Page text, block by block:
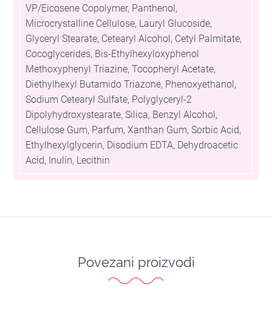
VP/Eicosene Copolymer, Panthenol,
Microcrystalline Cellulose, Lauryl Glucoside,
Glyceryl Stearate, Cetearyl Alcohol, Cetyl Palmitate,
Cocoglycerides, Bis-Ethylhexyloxyphenol
Methoxyphenyl Triazine, Tocopheryl Acetate,
Diethylhexyl Butamido Triazone, Phenoxyethanol,
Sodium Cetearyl Sulfate, Polyglyceryl-2
Dipolyhydroxystearate, Silica, Benzyl Alcohol,
Cellulose Gum, Parfum, Xanthan Gum, Sorbic Acid,
Ethylhexylglycerin, Disodium EDTA, Dehydroacetic
Acid, Inulin, Lecithin
Povezani proizvodi